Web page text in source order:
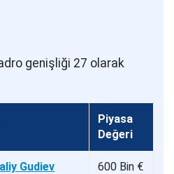
genişliği 27 olarak
Piyasa
Değeri
Gudiev
600 Bin €